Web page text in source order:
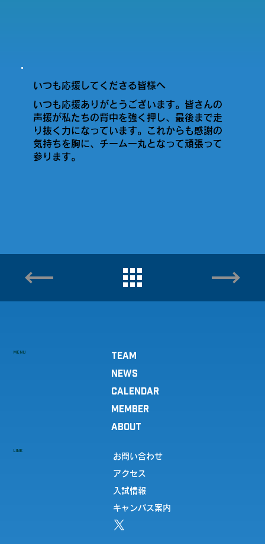
いつも応援してくださる皆様へ
いつも応援ありがとうございます。皆さんの
声援が私たちの背中を強く押し、最後まで走
り抜く力になっています。これからも感謝の
気持ちを胸に、チーム一丸となって頑張って
参ります。
MENU
TEAM
NEWS
CALENDAR
MEMBER
ABOUT
LINK
お問い合わせ
アクセス
入試情報
キャンパス案内